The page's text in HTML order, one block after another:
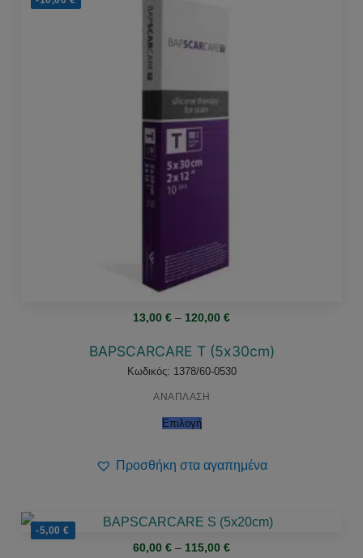
13,00 € – 120,00 €Price
through
120,00 €
BAPSCARCARE Τ (5x30cm)
Κωδικός: 1378/60-0530
ΑΝΑΠΛΑΣΗ
Επιλογή
Προσθήκη στα αγαπημένα
-5,00€
60,00 € – 115,00 €Price